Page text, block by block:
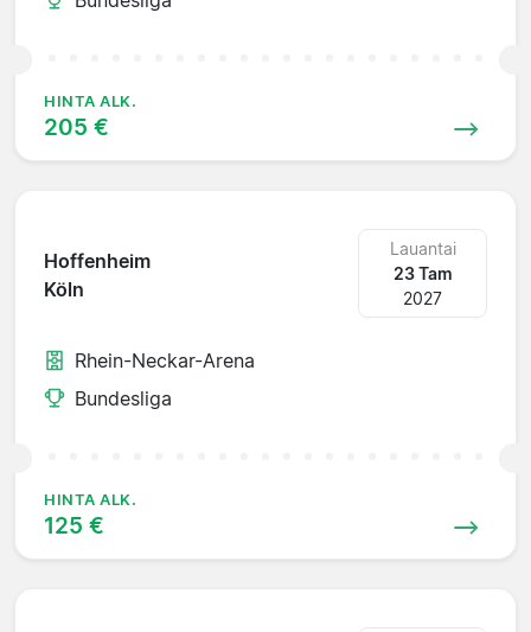
HINTA ALK.
205 €
Hoffenheim
Köln
Lauantai
23 Tam
2027
Rhein-Neckar-Arena
Bundesliga
HINTA ALK.
125 €